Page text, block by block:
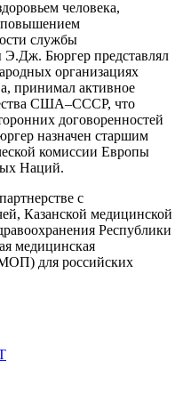
человека,
службы
Э.Дж. Бюргер представлял
организациях
принимал активное
США–СССР, что
договоренностей
назначен старшим
комиссии Европы
Наций.
с
Казанской медицинской
Республики
медицинская
для российских